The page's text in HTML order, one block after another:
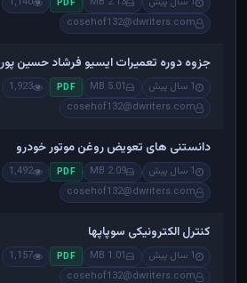
cosehof132@dwriters.com
جزوه دوره تعمیرات ایسیو فرشاد حسین پور
1 سال پیش 5.01 MB
PDF
1,923
cosehof132@dwriters.com
دانستنی های تعویض روغن موتور خودرو
1 سال پیش 2.09 MB
PDF
1,492
cosehof132@dwriters.com
کنترل الکترونیکی سوپاپها
1 سال پیش 1.01 MB
PDF
1,157
cosehof132@dwriters.com